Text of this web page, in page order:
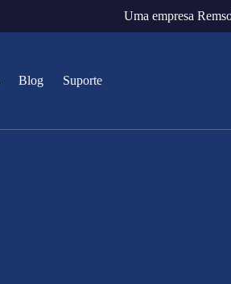
Uma empresa
Blog Suporte